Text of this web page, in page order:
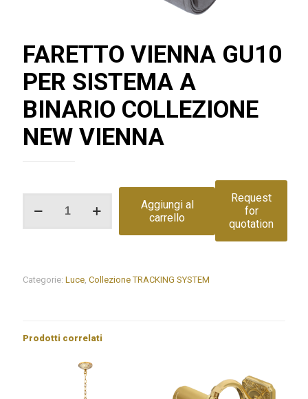
FARETTO VIENNA GU10
PER SISTEMA A
BINARIO COLLEZIONE
NEW VIENNA
VIENNA
BINARIO
Aggiungi al
carrello
Request
for
quotation
Categorie: Luce, Collezione TRACKING SYSTEM
Prodotti correlati